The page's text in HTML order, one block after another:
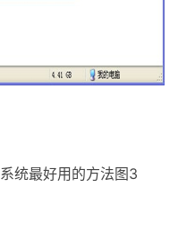
统最好用的方法图3